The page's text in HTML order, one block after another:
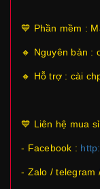
💙 Phần mềm :
🔸 Nguyên bản :
🔸 Hỗ trợ : cài
💙 Liên hệ mua
- Facebook :
- Zalo / telegram